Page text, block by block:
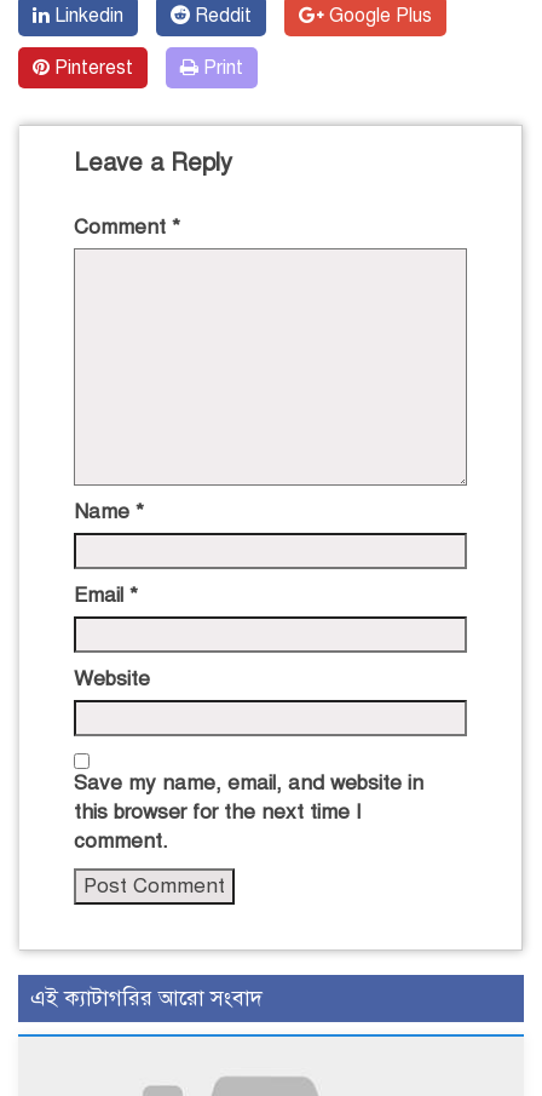
Linkedin Reddit Google Plus
Pinterest Print
Leave a Reply
Comment *
Name *
Email *
Website
Save my name, email, and website in
this browser for the next time I
comment.
এই ক্যাটাগরির আরো সংবাদ